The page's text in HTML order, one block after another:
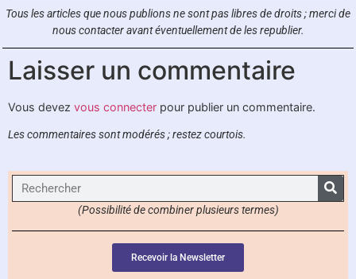
Tous les articles que nous publions ne sont pas libres de droits ;merci de
nous contacter avant éventuellement de les republier.
Laisser un commentaire
Vous devez vous connecter pour publier un commentaire.
Les commentaires sont modérés ; restez courtois.
(Possibilité de combiner plusieurs termes)
Recevoir la Newsletter